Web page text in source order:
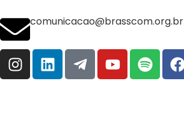
comunicacao@brasscom.org.br